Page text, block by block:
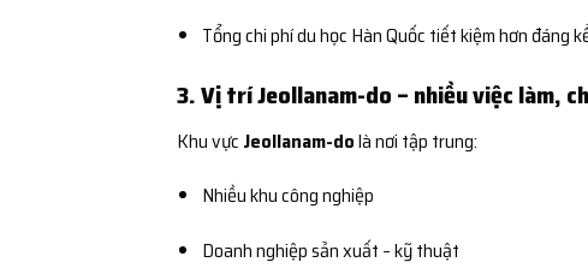
Tổng chi phí du học Hàn Quốc tiết kiệm hơn đáng
3. Vị trí Jeollanam-do – nhiều việc làm,
Khu vực Jeollanam-dolà nơi tập trung:
Nhiều khu công nghiệp
Doanh nghiệp sản xuất – kỹ thuật